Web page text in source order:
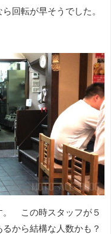
回転が早そうでした。
。 この時スタッフが５
から結構な人数かも？